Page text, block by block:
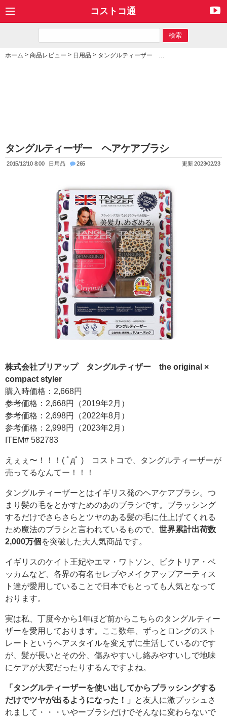
コストコ通
ホーム > 商品レビュー > 日用品 > タングルティーザー ヘアケアブラシ
タングルティーザー ヘアケアブラシ
2015/12/10 8:00 日用品 265 更新 2023/02/23
株式会社プリアップ タングルティザー the original ×
compact styler
購入時価格：2,668円
参考価格：2,668円（2019年2月）
参考価格：2,698円（2022年8月）
参考価格：2,998円（2023年2月）
ITEM# 582783
えぇぇ〜！！！( ﾟдﾟ ) コストコで、タングルティーザーが
売ってるなんてー！！！
タングルティーザーとはイギリス発のヘアケアブラシ。つ
まり髪の毛をとかすためのあのブラシです。ブラッシング
するだけでさらさらとツヤのある髪の毛に仕上げてくれる
ため魔法のブラシと言われているもので、 世界累計出荷数
2,000万個 を突破した大人気商品です。
イギリスのケイト王妃やエマ・ワトソン、ビクトリア・ベ
ッカムなど、各界の有名セレブやメイクアップアーティス
ト達が愛用していることで日本でもとっても人気となって
おります。
実は私、丁度今から1年ほど前からこちらのタングルティー
ザーを愛用しております。ここ数年、ずっとロングのスト
レートというヘアスタイルを変えずに生活しているのです
が、髪が長いとその分、傷みやすいし絡みやすいしで地味
にケアが大変だったりするんですよね。
「タングルティーザーを使い出してからブラッシングする
だけでツヤが出るようになった！」
と友人に激プッシュさ
れまして・・・いやーブラシだけでそんなに変わらないで